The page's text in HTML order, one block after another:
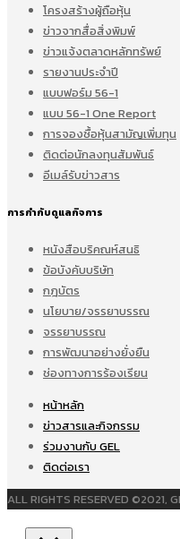
โครงสร้างผู้ถือหุ้น
ข่าวจากสื่อสิ่งพิมพ์
ข่าวแจ้งตลาดหลักทรัพย์
รายงานประจำปี
แบบฟอร์ม 56-1
แบบ 56-1 One Report
การจองซื้อหุ้นสามัญเพิ่มทุน
ติดต่อนักลงทุนสัมพันธ์
อีเมล์รับข่าวสาร
การกำกับดูแลกิจการ
หนังสือบริคณห์สนธิ
ข้อบังคับบริษัท
กฎบัตร
นโยบาย/จรรยาบรรณ
จรรยาบรรณ
การพัฒนาอย่างยั่งยืน
ช่องทางการร้องเรียน
หน้าหลัก
ข่าวสารและกิจกรรม
ร่วมงานกับ GEL
ติดต่อเรา
ALL RIGHTS RESERVED ©2021,